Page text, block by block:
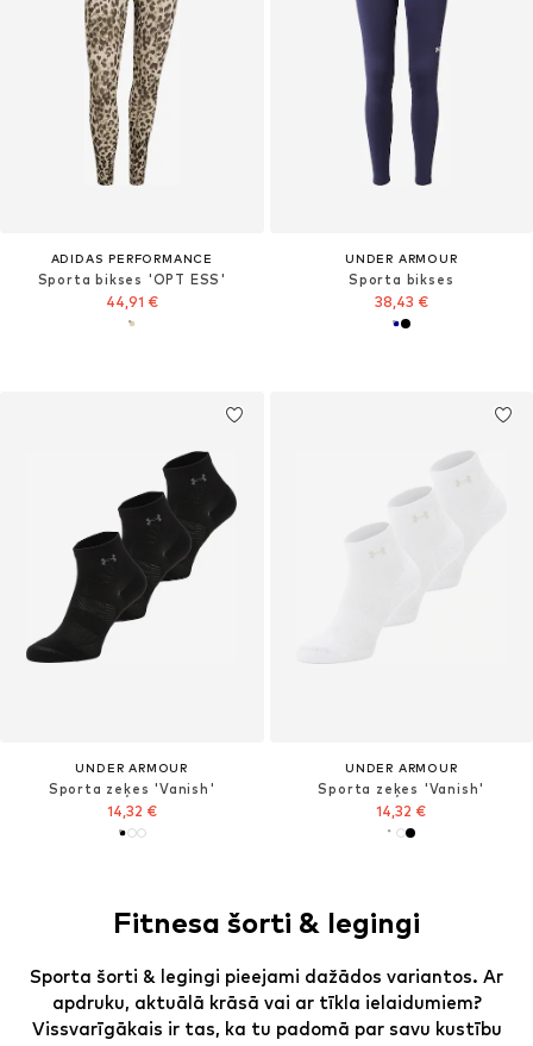
ADIDAS PERFORMANCE
Sporta bikses 'OPT ESS'
44,91 €
UNDER ARMOUR
Sporta bikses
38,43 €
UNDER ARMOUR
Sporta zeķes 'Vanish'
14,32 €
UNDER ARMOUR
Sporta zeķes 'Vanish'
14,32 €
Fitnesa šorti & legingi
Sporta šorti & legingi pieejami dažādos variantos. Ar
apdruku, aktuālā krāsā vai ar tīkla ielaidumiem?
Vissvarīgākais ir tas, ka tu padomā par savu kustību